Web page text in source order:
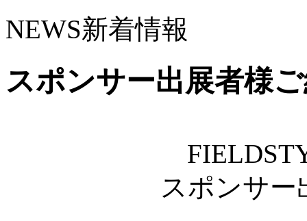
NEWS新着情報
スポンサー出展者様
スポンサー